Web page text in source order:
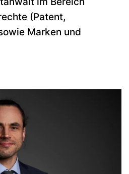
(Patent,
Marken und